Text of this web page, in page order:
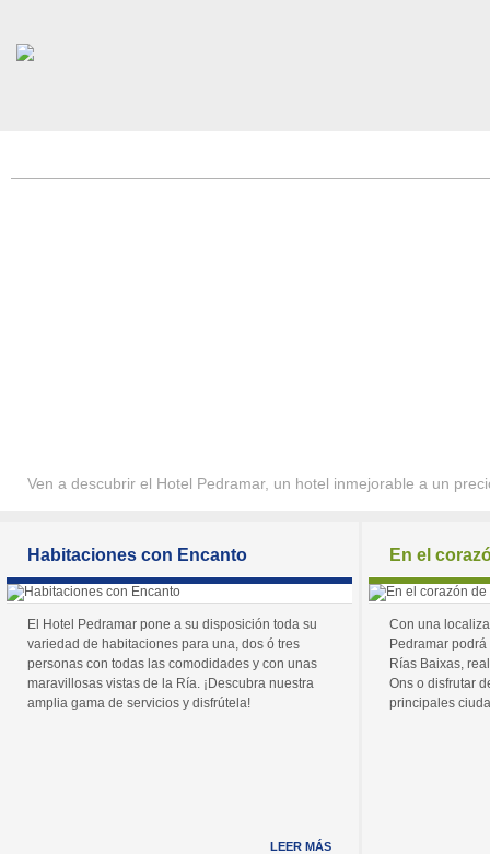
Ven a descubrir el Hotel Pedramar, un hotel inmejorable a un
Habitaciones con Encanto
El Hotel Pedramar pone a su disposición toda su
variedad de habitaciones para una, dos ó tres
personas con todas las comodidades y con unas
maravillosas vistas de la Ría. ¡Descubra nuestra
amplia gama de servicios y disfrútela!
LEER MÁS
En el
Con una
Pedramar
Rías Baixas,
Ons o disfrutar
principales